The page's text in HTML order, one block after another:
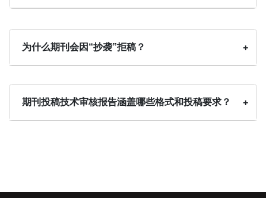
为什么期刊会因“抄袭”拒稿？ +
期刊投稿技术审核报告涵盖哪些格式和投稿要求？ +